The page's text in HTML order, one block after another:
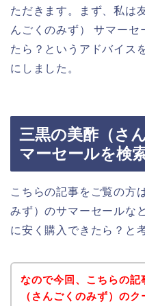
ただきます。まず、私は
んごくのみず） サマーセ
たら？というアドバイス
にしました。
三黒の美酢（さ
マーセールを検
こちらの記事をご覧の方
みず）のサマーセールな
に安く購入できたら？と
なので今回、こちらの記
（さんごくのみず）の